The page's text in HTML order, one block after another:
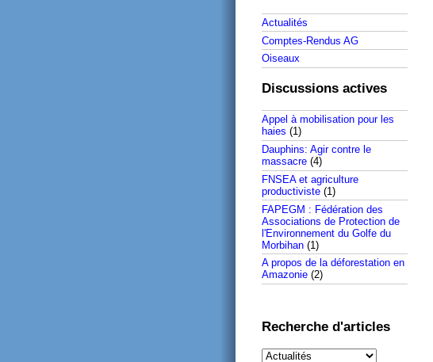
Actualités
Comptes-Rendus AG
Oiseaux
Discussions actives
Appel à mobilisation pour les
haies (1)
Dauphins: Agir contre le
massacre (4)
FNSEA et agriculture
productiviste (1)
FAPEGM : Fédération des
Associations de Protection de
l'Environnement du Golfe du
Morbihan (1)
A propos de la déforestation en
Amazonie (2)
Recherche d'articles